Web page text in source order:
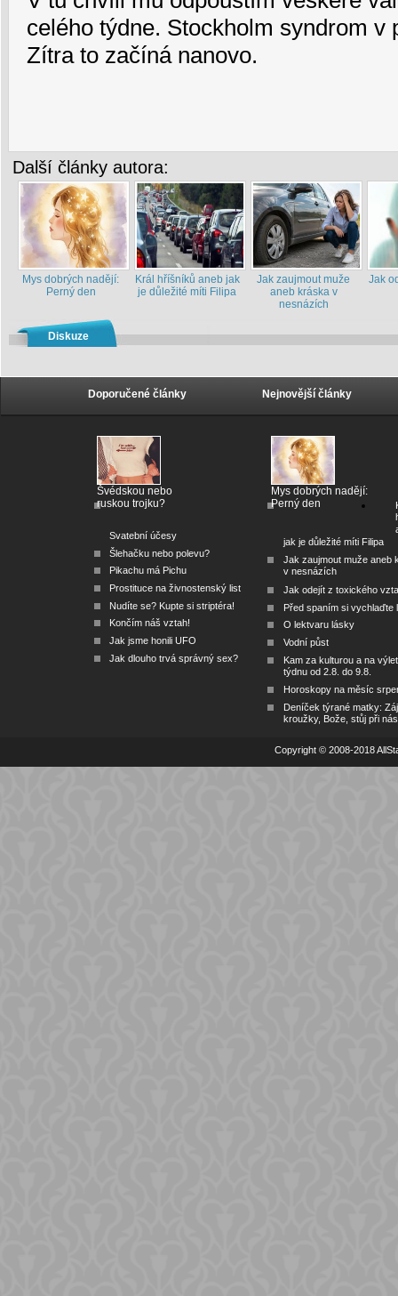
celého týdne. Stockholm syndrom v
Zítra to začíná nanovo.
Další články autora:
Mys dobrých nadějí:
Perný den
Král hříšníků aneb jak
je důležité míti Filipa
Jak zaujmout muže
aneb kráska v
nesnázích
Jak
Diskuze
Doporučené články
Švédskou nebo
ruskou trojku?
Svatební účesy
Šlehačku nebo polevu?
Pikachu má Pichu
Prostituce na živnostenský list
Nudíte se? Kupte si striptéra!
Končím náš vztah!
Jak jsme honili UFO
Jak dlouho trvá správný sex?
Nejnovější články
Mys dobrých nadějí:
Perný den
jak je důležité míti Filipa
Jak zaujmout muže aneb
v nesnázích
Jak odejít z toxického
Před spaním si vychlaďte
O lektvaru lásky
Vodní půst
Kam za kulturou a na
týdnu od 2.8. do 9.8.
Horoskopy na měsíc
Deníček týrané matky:
kroužky, Bože, stůj při nás
Copyright © 2008-2018